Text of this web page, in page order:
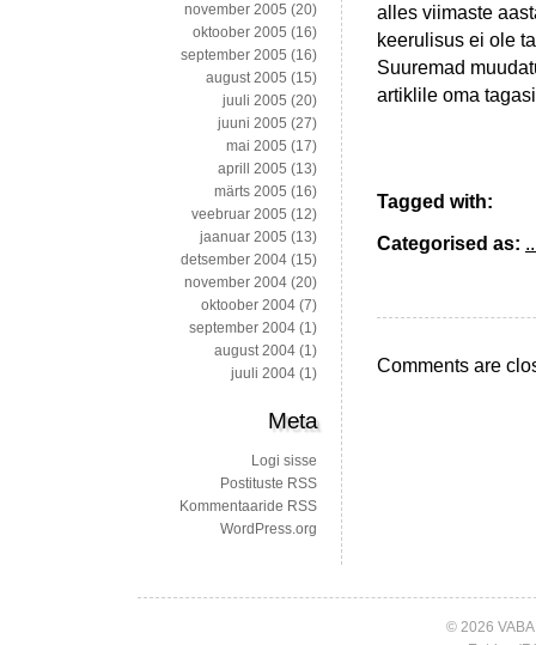
alles viimaste
keerulisus ei ole
Suuremad
artiklile oma
Tagged with:
Categorised as:
Comments are
november 2005 (20)
oktoober 2005 (16)
september 2005 (16)
august 2005 (15)
juuli 2005 (20)
juuni 2005 (27)
mai 2005 (17)
aprill 2005 (13)
märts 2005 (16)
veebruar 2005 (12)
jaanuar 2005 (13)
detsember 2004 (15)
november 2004 (20)
oktoober 2004 (7)
september 2004 (1)
august 2004 (1)
juuli 2004 (1)
Meta
Logi sisse
Postituste RSS
Kommentaaride RSS
WordPress.org
© 2026